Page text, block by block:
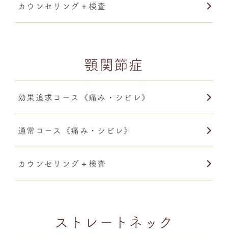
カウンセリング＋検査
顎関節症
効果追求コース《痛み・シビレ》
通常コース《痛み・シビレ》
カウンセリング＋検査
ストレートネック